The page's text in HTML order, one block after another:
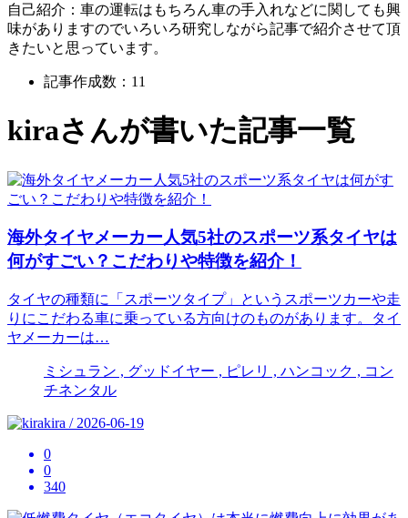
自己紹介：車の運転はもちろん車の手入れなどに関しても興
味がありますのでいろいろ研究しながら記事で紹介させて頂
きたいと思っています。
記事作成数：11
kiraさんが書いた記事一覧
海外タイヤメーカー人気5社のスポーツ系タイヤは
何がすごい？こだわりや特徴を紹介！
タイヤの種類に「スポーツタイプ」というスポーツカーや走
りにこだわる車に乗っている方向けのものがあります。タイ
ヤメーカーは…
ミシュラン , グッドイヤー , ピレリ , ハンコック , コン
チネンタル
kira / 2026-06-19
0
0
340